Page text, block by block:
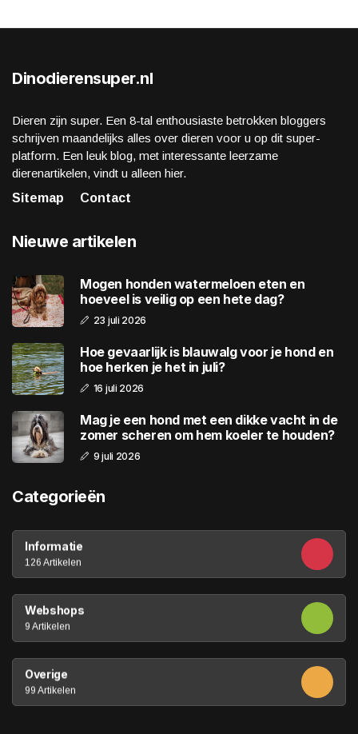
Dinodierensuper.nl
Dieren zijn super. Een 8-tal enthousiaste betrokken bloggers
schrijven maandelijks alles over dieren voor u op dit super-
platform. Een leuk blog, met interessante leerzame
dierenartikelen, vindt u alleen hier.
Sitemap
Contact
Nieuwe artikelen
Mogen honden watermeloen eten en
hoeveel is veilig op een hete dag?
23 juli 2026
Hoe gevaarlijk is blauwalg voor je hond en
hoe herken je het in juli?
16 juli 2026
Mag je een hond met een dikke vacht in de
zomer scheren om hem koeler te houden?
9 juli 2026
Categorieën
Informatie
126 Artikelen
Webshops
9 Artikelen
Overige
99 Artikelen